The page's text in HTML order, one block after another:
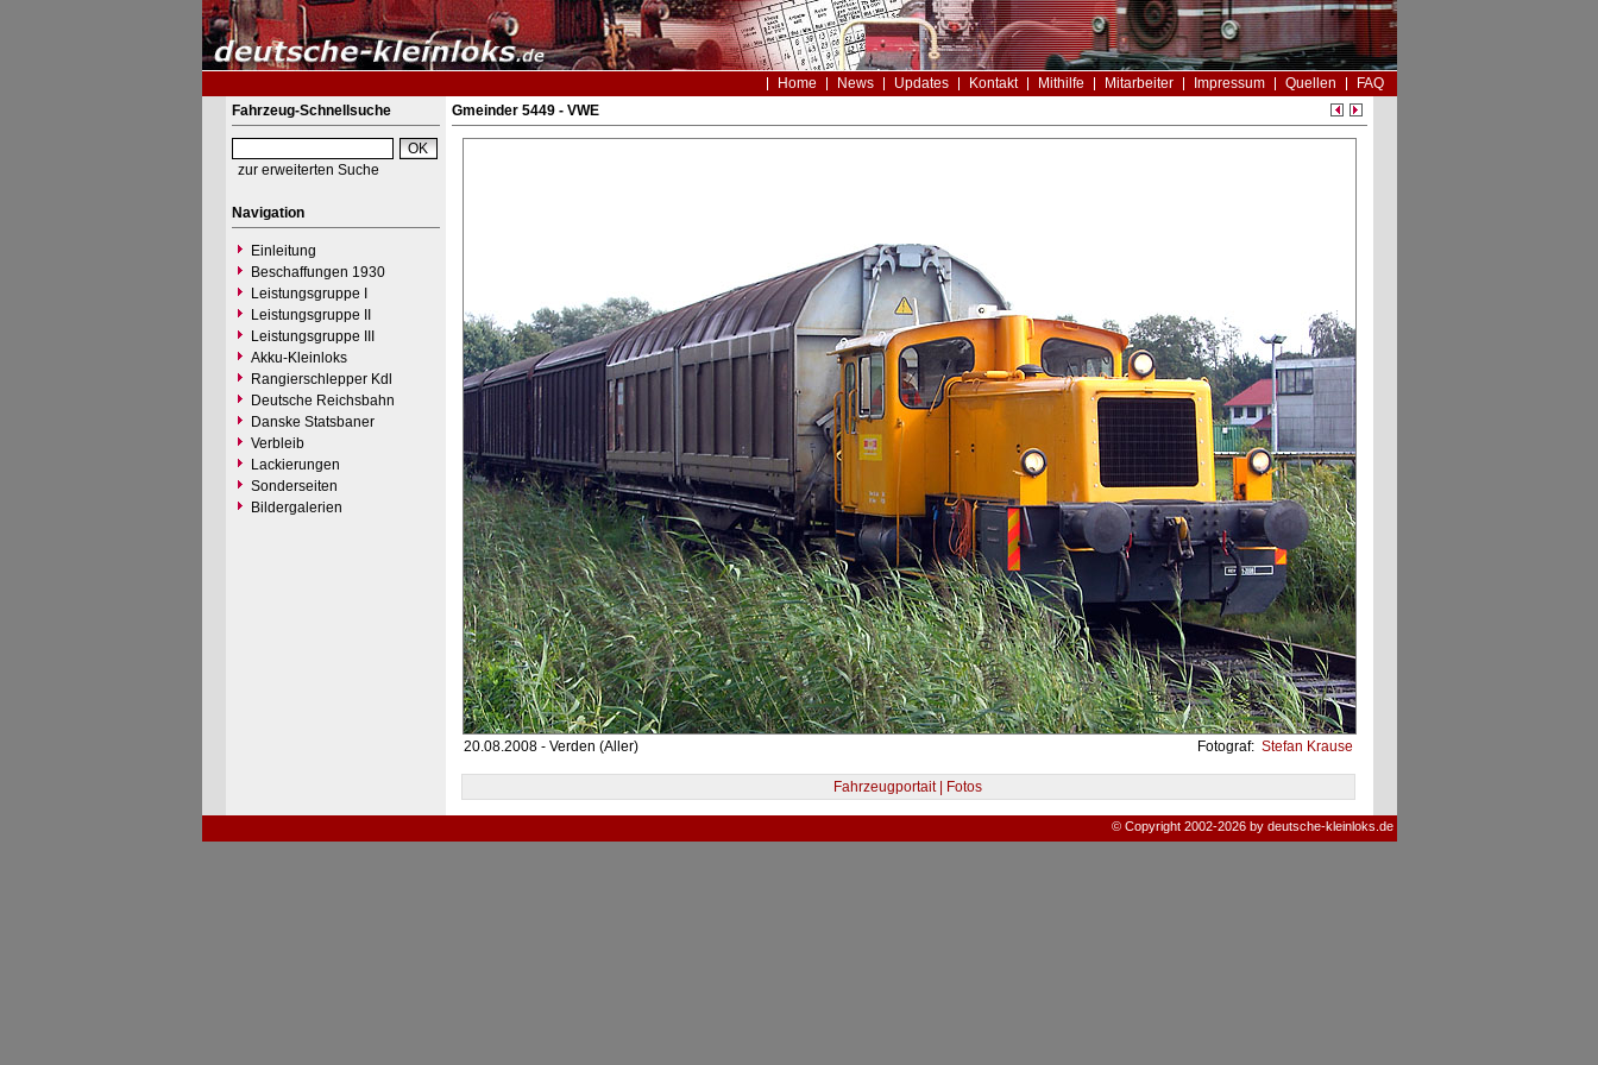
Home News Updates Kontakt Mithilfe Mitarbeiter Impressum Quellen
FAQ
Fahrzeug-Schnellsuche
zur erweiterten Suche
Navigation
Einleitung
Beschaffungen 1930
Leistungsgruppe I
Leistungsgruppe II
Leistungsgruppe III
Akku-Kleinloks
Rangierschlepper Kdl
Deutsche Reichsbahn
Danske Statsbaner
Verbleib
Lackierungen
Sonderseiten
Bildergalerien
Gmeinder 5449 - VWE
20.08.2008 - Verden (Aller) Fotograf: Stefan Krause
Fahrzeugportait | Fotos
© Copyright 2002-2026 by deutsche-kleinloks.de